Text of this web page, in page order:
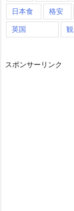
日本食 格安
英国
スポンサーリンク